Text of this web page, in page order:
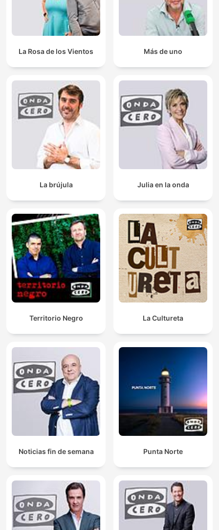
La Rosa de los Vientos Más de uno
La brújula Julia en la onda
Territorio Negro La Cultureta
Noticias fin de semana Punta Norte